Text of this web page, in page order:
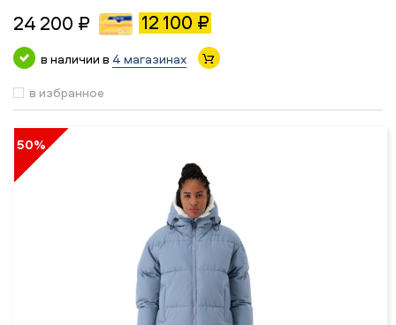
24 200 ₽ 12 100 ₽
в наличии в 4 магазинах
в избранное
50%